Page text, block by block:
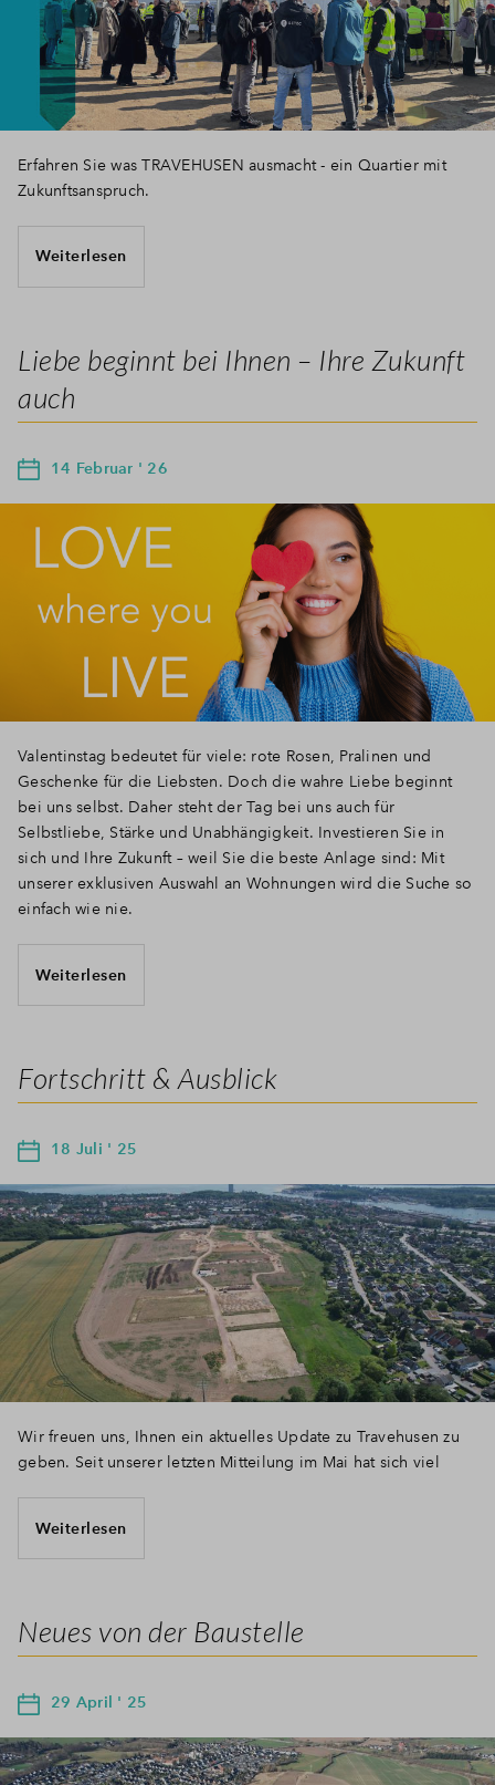
Erfahren Sie was TRAVEHUSEN ausmacht - ein Quartier mit
Zukunftsanspruch.
Weiterlesen
Liebe beginnt bei Ihnen – Ihre Zukunft
auch
14 Februar ' 26
Valentinstag bedeutet für viele: rote Rosen, Pralinen und
Geschenke für die Liebsten. Doch die wahre Liebe beginnt
bei uns selbst. Daher steht der Tag bei uns auch für
Selbstliebe, Stärke und Unabhängigkeit. Investieren Sie in
sich und Ihre Zukunft – weil Sie die beste Anlage sind: Mit
unserer exklusiven Auswahl an Wohnungen wird die Suche so
einfach wie nie.
Weiterlesen
Fortschritt & Ausblick
18 Juli ' 25
Wir freuen uns, Ihnen ein aktuelles Update zu Travehusen zu
geben. Seit unserer letzten Mitteilung im Mai hat sich viel
Weiterlesen
Neues von der Baustelle
29 April ' 25